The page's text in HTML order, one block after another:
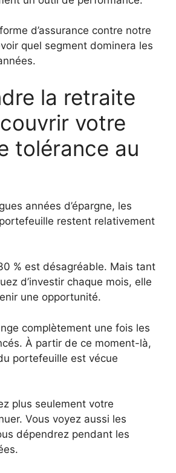
d’assurance contre notre
quel segment dominera les
la retraite
votre
tolérance au
années d’épargne, les
restent relativement
% est désagréable. Mais tant
d’investir chaque mois, elle
une opportunité.
complètement une fois les
À partir de ce moment-là,
portefeuille est vécue
plus seulement votre
Vous voyez aussi les
dépendrez pendant les